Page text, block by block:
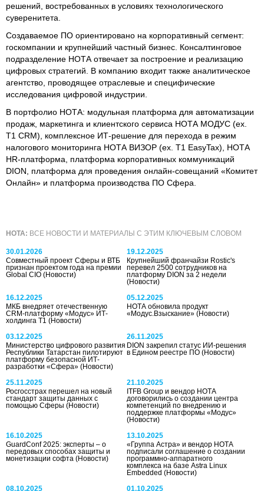
решений, востребованных в условиях технологического
суверенитета.
Создаваемое ПО ориентировано на корпоративный сегмент:
госкомпании и крупнейший частный бизнес. Консалтинговое
подразделение НОТА отвечает за построение и реализацию
цифровых стратегий. В компанию входит также аналитическое
агентство, проводящее отраслевые и специфические
исследования цифровой индустрии.
В портфолио НОТА: модульная платформа для автоматизации
продаж, маркетинга и клиентского сервиса НОТА МОДУС (ex.
T1 CRM), комплексное ИТ-решение для перехода в режим
налогового мониторинга НОТА ВИЗОР (ex. T1 EasyTax), НОТА
HR-платформа, платформа корпоративных коммуникаций
DION, платформа для проведения онлайн-совещаний «Комитет
Онлайн» и платформа производства ПО Сфера.
НОТА: ВСЕ НОВОСТИ И МАТЕРИАЛЫ С ЭТИМ КЛЮЧЕВЫМ СЛОВОМ
30.01.2026
Совместный проект Сферы и ВТБ
признан проектом года на премии
Global CIO (Новости)
19.12.2025
Крупнейший франчайзи Rostic's
перевел 2500 сотрудников на
платформу DION за 2 недели
(Новости)
16.12.2025
МКБ внедряет отечественную
CRM-платформу «Модус» ИТ-
холдинга Т1 (Новости)
05.12.2025
НОТА обновила продукт
«Модус.Взыскание»(Новости)
03.12.2025
Министерство цифрового развития
Республики Татарстан пилотируют
платформу безопасной ИТ-
разработки «Сфера» (Новости)
26.11.2025
DION закрепил статус ИИ-решения
в Едином реестре ПО(Новости)
25.11.2025
Росгосстрах перешел на новый
стандарт защиты данных с
помощью Сферы (Новости)
21.10.2025
ITFB Group и вендор НОТА
договорились о создании центра
компетенций по внедрению и
поддержке платформы «Модус»
(Новости)
16.10.2025
GuardConf 2025: эксперты – о
передовых способах защиты и
монетизации софта (Новости)
13.10.2025
«Группа Астра» и вендор НОТА
подписали соглашение о создании
программно-аппаратного
комплекса на базе Astra Linux
Embedded(Новости)
08.10.2025
01.10.2025